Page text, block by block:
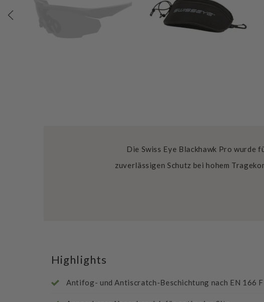
Die Swiss Eye Blackhawk Pro
zuverlässigen Schutz bei hohem
Highlights
Antifog- und Antiscratch-Beschichtung nach EN 166